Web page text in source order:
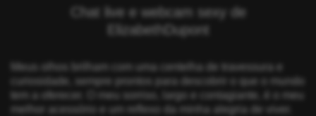
Chat live e webcam sexy de
ElizabethDupont
Meus olhos brilham com uma centelha de travessura e
curiosidade, sempre prontos para descobrir o que o mundo
tem a oferecer. O meu sorriso, largo e contagiante, é o meu
melhor acessório e um reflexo da minha alegria de viver.